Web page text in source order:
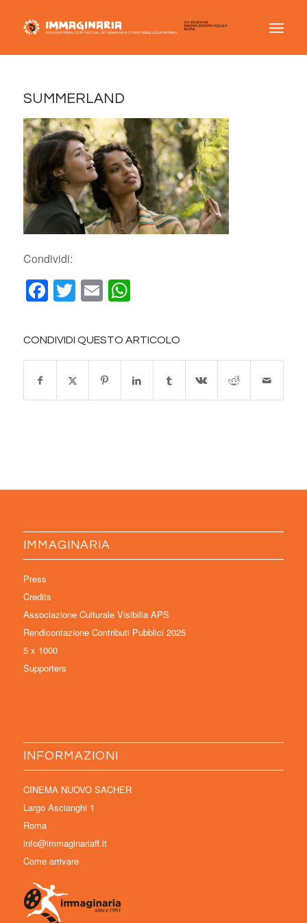
SUMMERLAND
Condividi:
Facebook
Twitter
EmailWhatsApp
CONDIVIDI QUESTO ARTICOLO
IMMAGINARIA
Press
Credits
Associazione Culturale Visibilia APS
Rendicontazione Contributi Pubblici 2025
5 x 1000
Supporters
INFORMAZIONI
CINEMA NUOVO SACHER
Largo Ascianghi 1
Roma
info@immaginariaff.it
Come arrivare